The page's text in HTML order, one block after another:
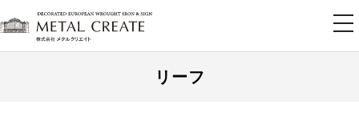
リーフ